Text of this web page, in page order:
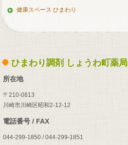
健康スペース ひまわり
ひまわり調剤 しょうわ町薬局
所在地
〒210-0813
川崎市川崎区昭和2-12-12
電話番号 / FAX
044-299-1850 / 044-299-1851